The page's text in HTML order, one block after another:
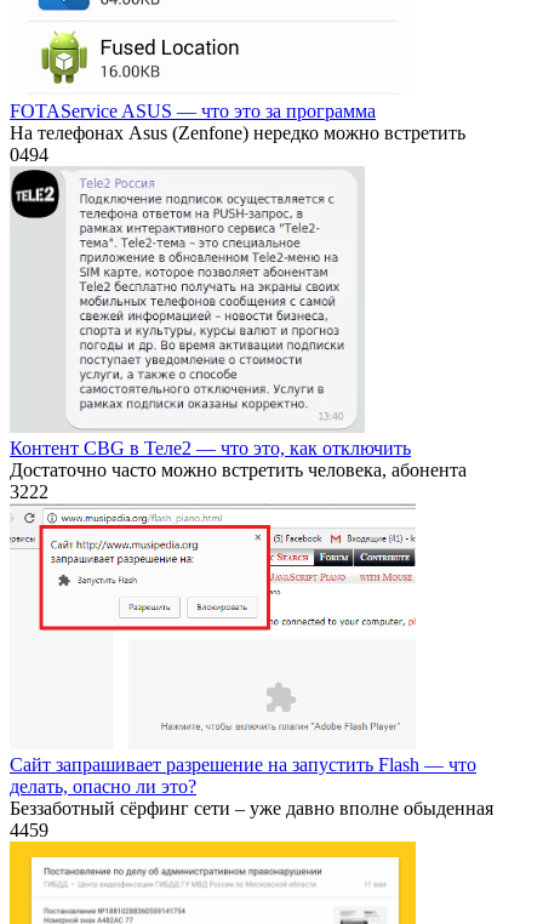
FOTAService ASUS — что это за программа
На телефонах Asus (Zenfone) нередко можно встретить
0494
Контент CBG в Теле2 — что это, как отключить
Достаточно часто можно встретить человека, абонента
3222
Сайт запрашивает разрешение на запустить Flash — что
делать, опасно ли это?
Беззаботный сёрфинг сети – уже давно вполне обыденная
4459